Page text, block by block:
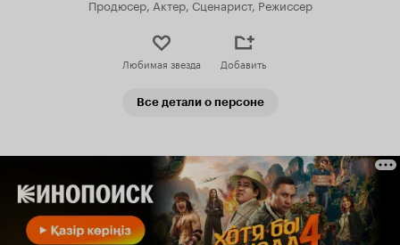
Продюсер, Актер, Сценарист, Режиссер
Любимая звезда Добавить
Все детали о персоне